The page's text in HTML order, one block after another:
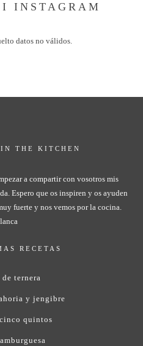
INSTAGRAM
datos no válidos.
IN THE KITCHEN
a compartir con vosotros mis
Espero que os inspiren y os ayuden
fuerte y nos vemos por la cocina.
RECETAS
ternera
y jengibre
quintos